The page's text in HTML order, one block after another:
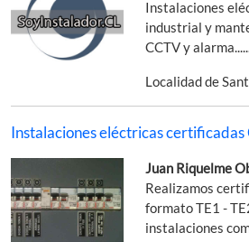
Instalaciones
industrial y
CCTV y
Localidad de
Instalaciones eléctricas certificadas
Juan Riquelme
Realizamos
formato TE1 -
instalaciones